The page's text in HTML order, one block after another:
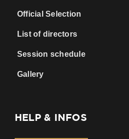
Official Selection
List of directors
Session schedule
Gallery
HELP & INFOS